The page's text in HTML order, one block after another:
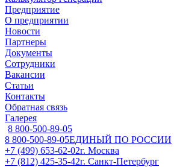
Предприятие
О предприятии
Новости
Партнеры
Документы
Сотрудники
Вакансии
Статьи
Контакты
Обратная связь
Галерея
8 800-500-89-05
8 800-500-89-05ЕДИНЫЙ ПО РОССИИ
+7 (499) 653-62-02г. Москва
+7 (812) 425-35-42г. Санкт-Петербург